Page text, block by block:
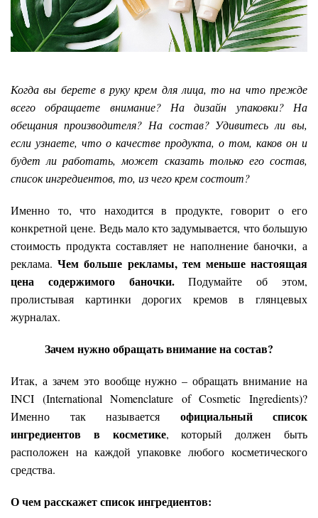
Когда вы берете в руку крем для лица, то на что прежде
всего обращаете внимание? На дизайн упаковки? На
обещания производителя? На состав? Удивитесь ли вы,
если узнаете, что о качестве продукта, о том, каков он и
будет ли работать, может сказать только его состав,
список ингредиентов, то, из чего крем состоит?
Именно то, что находится в продукте, говорит о его
конкретной цене. Ведь мало кто задумывается, что большую
стоимость продукта составляет не наполнение баночки, а
реклама.Чем больше рекламы, тем меньше настоящая
цена содержимого баночки.Подумайте об этом,
пролистывая картинки дорогих кремов в глянцевых
журналах.
Зачем нужно обращать внимание на состав?
Итак, а зачем это вообще нужно – обращать внимание на
INCI (International Nomenclature of Cosmetic Ingredients)?
Именно так называется официальный список
ингредиентов в косметике, который должен быть
расположен на каждой упаковке любого косметического
средства.
О чем расскажет список ингредиентов: